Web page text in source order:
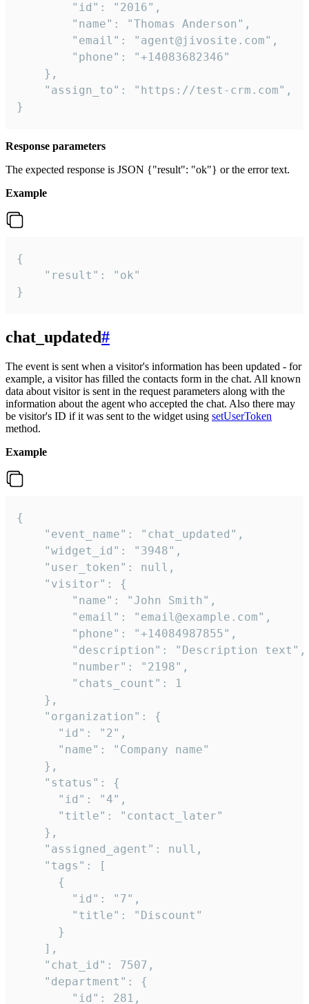
        "id": "2016",
        "name": "Thomas Anderson",
        "email": "agent@jivosite.com",
        "phone": "+14083682346"
    },
    "assign_to": "https://test-crm.com",
}
Response parameters
The expected response is JSON {"result": "ok"} or the error text.
Example
{
    "result": "ok"
}
chat_updated#
The event is sent when a visitor's information has been updated - for
example, a visitor has filled the contacts form in the chat. All known
data about visitor is sent in the request parameters along with the
information about the agent who accepted the chat. Also there may
be visitor's ID if it was sent to the widget using setUserToken
method.
Example
{
    "event_name": "chat_updated",
    "widget_id": "3948",
    "user_token": null,
    "visitor": {
        "name": "John Smith",
        "email": "email@example.com",
        "phone": "+14084987855",
        "description": "Description text",
        "number": "2198",
        "chats_count": 1
    },
    "organization": {
      "id": "2",
      "name": "Company name"
    },
    "status": {
      "id": "4",
      "title": "contact_later"
    },
    "assigned_agent": null,
    "tags": [
      {
        "id": "7",
        "title": "Discount"
      }
    ],
    "chat_id": 7507,
    "department": {
        "id": 281,